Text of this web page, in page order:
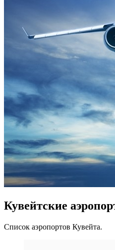
Кувейтские
Список аэропортов Кувейта.